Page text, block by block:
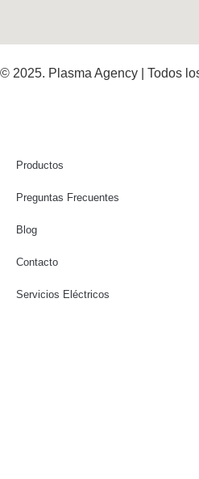
© 2025. Plasma Agency | Todos
Productos
Preguntas Frecuentes
Blog
Contacto
Servicios Eléctricos